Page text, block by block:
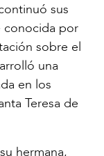
sus
conocida por
sobre el
una
en los
Teresa de
hermana,